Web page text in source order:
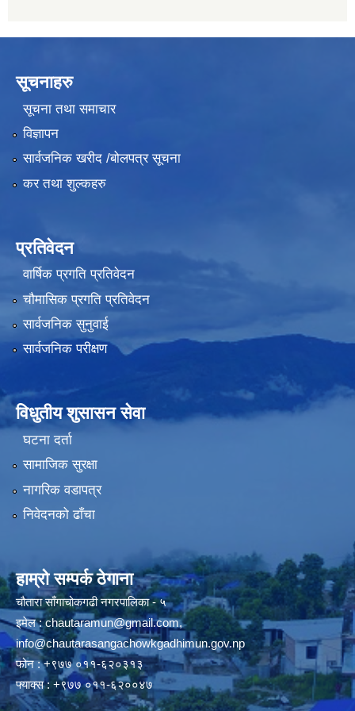
सूचनाहरु
सूचना तथा समाचार
विज्ञापन
सार्वजनिक खरीद /बोलपत्र सूचना
कर तथा शुल्कहरु
प्रतिवेदन
वार्षिक प्रगति प्रतिवेदन
चौमासिक प्रगति प्रतिवेदन
सार्वजनिक सुनुवाई
सार्वजनिक परीक्षण
विधुतीय शुसासन सेवा
घटना दर्ता
सामाजिक सुरक्षा
नागरिक वडापत्र
निवेदनको ढाँचा
हाम्रो सम्पर्क ठेगाना
चौतारा साँगाचोकगढी नगरपालिका - ५
इमेल :chautaramun@gmail.com,
info@chautarasangachowkgadhimun.gov.np
फोन : +९७७ ०११-६२०३१३
फ्याक्स : +९७७ ०११-६२००४७